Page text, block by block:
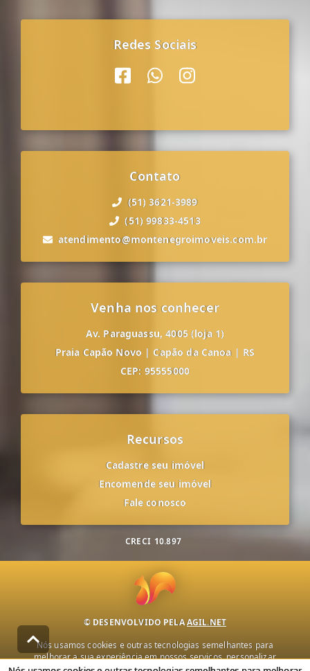
Redes Sociais
Contato
(51) 3621-3989
(51) 99833-4513
atendimento@montenegroimoveis.com.br
Venha nos conhecer
Av. Paraguassu, 4005 (loja 1)
Praia Capão Novo | Capão da Canoa | RS
CEP: 95555000
Recursos
Cadastre seu imóvel
Encomende seu imóvel
Fale conosco
CRECI 10.897
© DESENVOLVIDO PELAAGIL.NET
Nós usamos cookies e outras tecnologias semelhantes para
melhorar a sua experiência em nossos serviços, personalizar